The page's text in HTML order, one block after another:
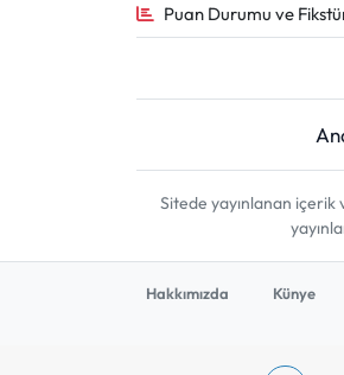
Puan Durumu ve
Sitede yayınlanan içerik
Hakkımızda Künye